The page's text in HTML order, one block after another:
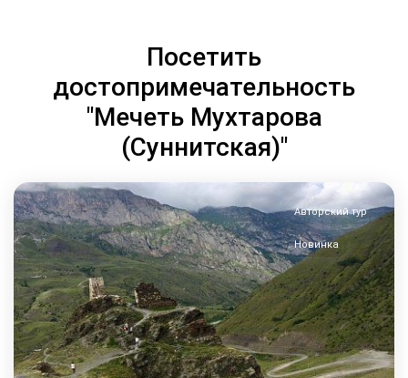
Посетить
достопримечательность
"Мечеть Мухтарова
(Суннитская)"
Авторский тур
Новинка